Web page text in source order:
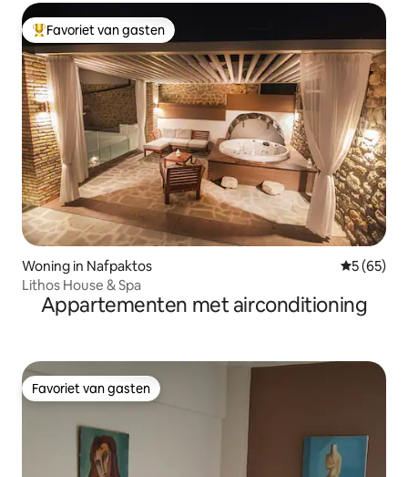
Topfavoriet van gasten
Favoriet van gasten
Woning in Nafpaktos
5 (65)
Lithos House & Spa
Appartementen met airconditioning
Favoriet van gasten
Favoriet van gasten